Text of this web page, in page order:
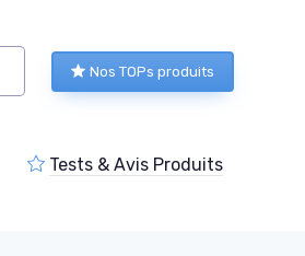
Nos TOPs produits
Tests & Avis Produits